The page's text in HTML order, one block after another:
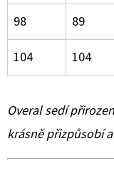
98
89
104
104
Overal sedí
krásně přizpůsobí